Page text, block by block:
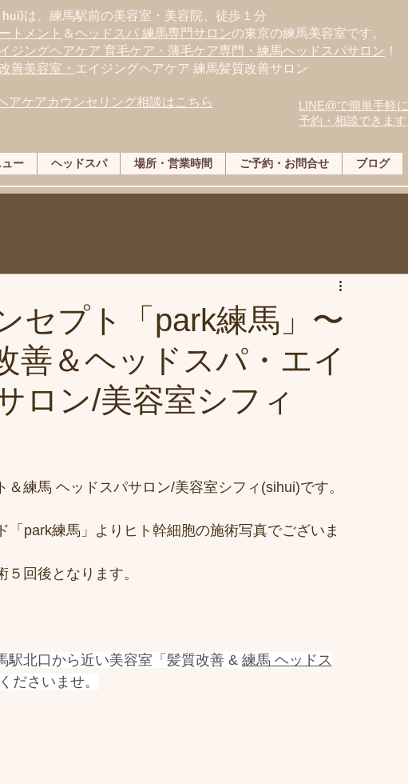
は、 練馬駅前の美容室・美容院、徒歩１分
トメント ＆ヘッドスパ 練馬専門サロンの東京の練馬美容室です。
ジングヘアケア 育毛ケア・薄毛ケア専門・練馬ヘッドスパサロン ！
善美容室・ エイジングヘアケア 練馬髪質改善サロン
アケアカウンセリング相談はこちら
LINE@で簡単手軽に
予約・相談できます
ー ヘッドスパ 場所・営業時間 ご予約・お問合せ ブログ
セプト「park練馬」〜
善＆ヘッドスパ・エイ
ロン/美容室シフィ
練馬 ヘッドスパサロン/美容室シフィ(sihui)です。
「park練馬」よりヒト幹細胞の施術写真でございま
回後となります。
北口から近い美容室「髪質改善 & 練馬 ヘッドス
ださいませ。